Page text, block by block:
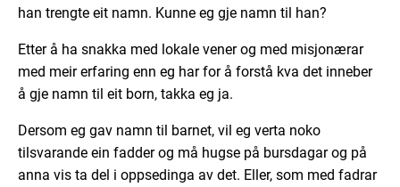
han trengte eit namn. Kunne eg gje namn til han?
Etter å ha snakka med lokale vener og med misjonærar
med meir erfaring enn eg har for å forstå kva det inneber
å gje namn til eit born, takka eg ja.
Dersom eg gav namn til barnet, vil eg verta noko
tilsvarande ein fadder og må hugse på bursdagar og på
anna vis ta del i oppsedinga av det. Eller, som med fadrar